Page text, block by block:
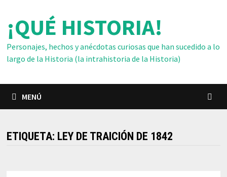
contenido
¡QUÉ HISTORIA!
Personajes, hechos y anécdotas curiosas que han sucedido a lo
largo de la Historia (la intrahistoria de la Historia)
MENÚ
ETIQUETA: LEY DE TRAICIÓN DE 1842